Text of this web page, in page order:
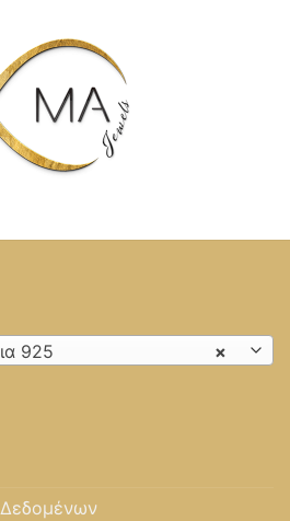
×
925
Δεδομένων